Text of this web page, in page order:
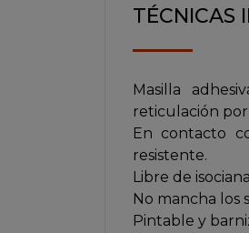
TÉCNICAS
Masilla
reticulación
En contacto
resistente.
Libre de
No mancha los
Pintable y